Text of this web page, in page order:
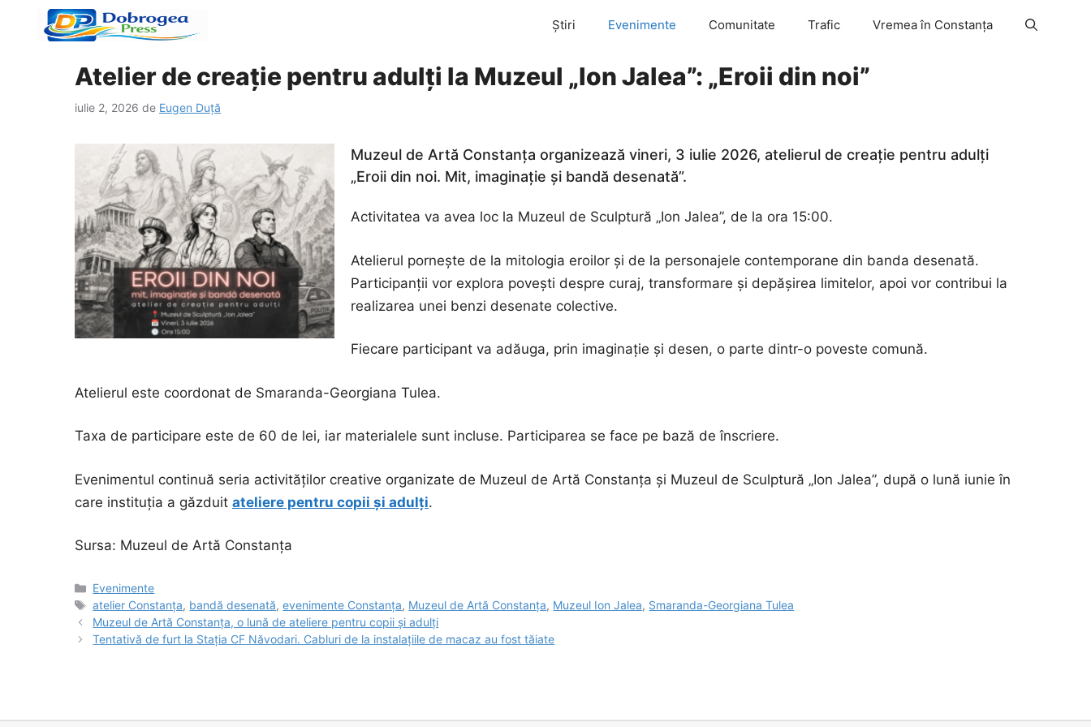
Știri Evenimente Comunitate Trafic Vremea în Constanța
Atelier de creație pentru adulți la Muzeul „Ion Jalea”: „Eroii din noi”
iulie 2, 2026 de Eugen Duță
Muzeul de Artă Constanța organizează vineri, 3 iulie 2026, atelierul de creație pentru adulți
„Eroii din noi. Mit, imaginație și bandă desenată”.
Activitatea va avea loc la Muzeul de Sculptură „Ion Jalea”, de la ora 15:00.
Atelierul pornește de la mitologia eroilor și de la personajele contemporane din banda desenată.
Participanții vor explora povești despre curaj, transformare și depășirea limitelor, apoi vor contribui la
realizarea unei benzi desenate colective.
Fiecare participant va adăuga, prin imaginație și desen, o parte dintr-o poveste comună.
Atelierul este coordonat de Smaranda-Georgiana Tulea.
Taxa de participare este de 60 de lei, iar materialele sunt incluse. Participarea se face pe bază de înscriere.
Evenimentul continuă seria activităților creative organizate de Muzeul de Artă Constanța și Muzeul de Sculptură „Ion Jalea”, după o lună iunie în
care instituția a găzduit ateliere pentru copii și adulți.
Sursa: Muzeul de Artă Constanța
Categorii
Evenimente
Etichete
atelier Constanța, bandă desenată,evenimente Constanța, Muzeul de Artă Constanța, Muzeul Ion Jalea, Smaranda-Georgiana Tulea
Muzeul de Artă Constanța, o lună de ateliere pentru copii și adulți
Tentativă de furt la Stația CF Năvodari. Cabluri de la instalațiile de macaz au fost tăiate